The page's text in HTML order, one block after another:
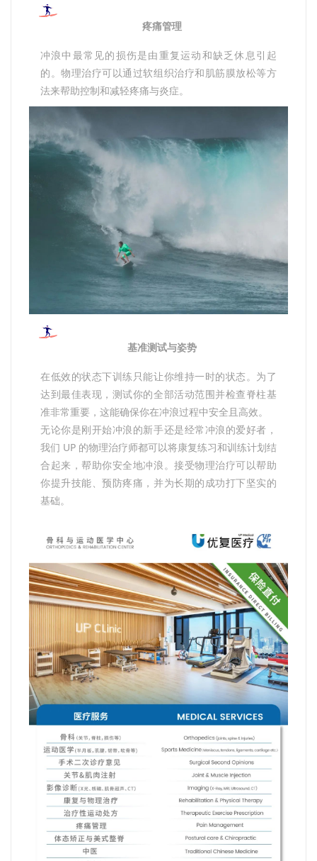
疼痛管理
冲浪中最常见的损伤是由重复运动和缺乏休息引起
的。物理治疗可以通过软组织治疗和肌筋膜放松等方
法来帮助控制和减轻疼痛与炎症。
基准测试与姿势
在低效的状态下训练只能让你维持一时的状态。为了
达到最佳表现，测试你的全部活动范围并检查脊柱基
准非常重要，这能确保你在冲浪过程中安全且高效。
无论你是刚开始冲浪的新手还是经常冲浪的爱好者，
我们 UP 的物理治疗师都可以将康复练习和训练计划结
合起来，帮助你安全地冲浪。接受物理治疗可以帮助
你提升技能、预防疼痛，并为长期的成功打下坚实的
基础。